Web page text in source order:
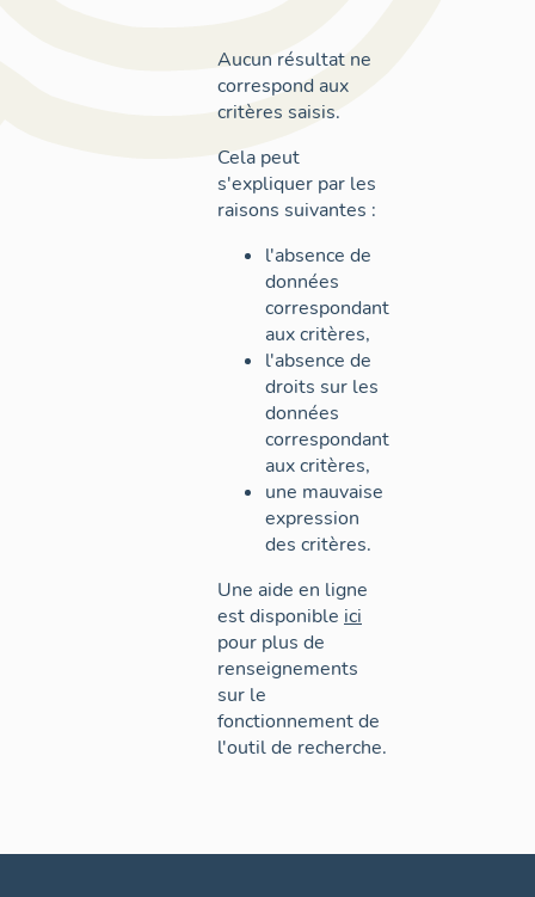
Aucun résultat ne
correspond aux
critères saisis.
Cela peut
s'expliquer par les
raisons suivantes :
l'absence de
données
correspondant
aux critères,
l'absence de
droits sur les
données
correspondant
aux critères,
une mauvaise
expression
des critères.
Une aide en ligne
est disponible ici
pour plus de
renseignements
sur le
fonctionnement de
l'outil de recherche.